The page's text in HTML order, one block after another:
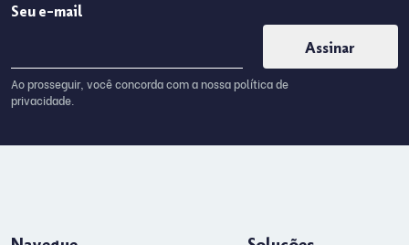
Please leave this field empty.
Seu e-mail
Ao prosseguir, você concorda com a nossa política de
privacidade.